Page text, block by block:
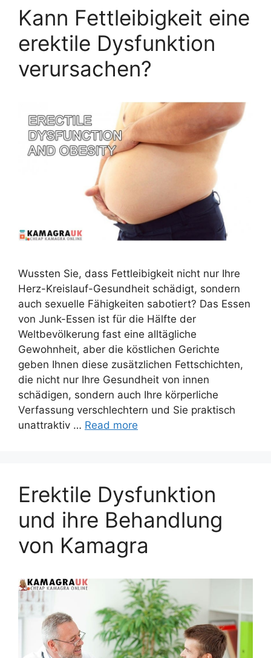
Kann Fettleibigkeit eine
erektile Dysfunktion
verursachen?
Wussten Sie, dass Fettleibigkeit nicht nur Ihre
Herz-Kreislauf-Gesundheit schädigt, sondern
auch sexuelle Fähigkeiten sabotiert? Das Essen
von Junk-Essen ist für die Hälfte der
Weltbevölkerung fast eine alltägliche
Gewohnheit, aber die köstlichen Gerichte
geben Ihnen diese zusätzlichen Fettschichten,
die nicht nur Ihre Gesundheit von innen
schädigen, sondern auch Ihre körperliche
Verfassung verschlechtern und Sie praktisch
unattraktiv … Read more
Erektile Dysfunktion
und ihre Behandlung
von Kamagra